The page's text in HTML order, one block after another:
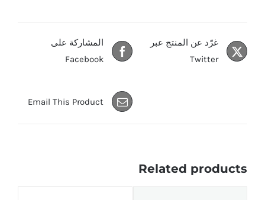
المشاركة على
Facebook
غرّد عن المنتج عبر
Twitter
Email This Product
Related products